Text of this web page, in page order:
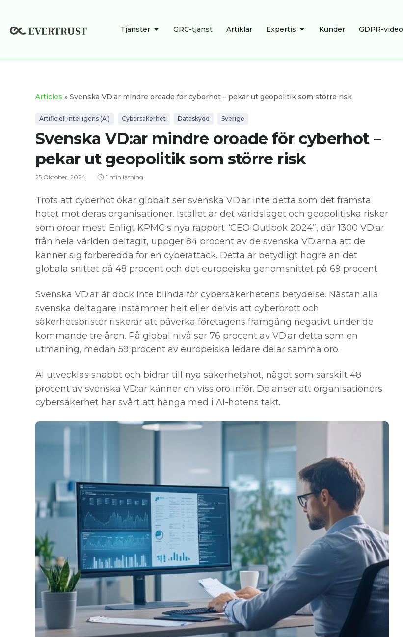
innehåll
Tjänster ÖPPNA TJÄNSTER
GRC-tjänst Artiklar Expertis ÖPPNA EXPERTIS
Kunder GDPR-video
Articles » Svenska VD:ar mindre oroade för cyberhot – pekar ut geopolitik som större risk
Artificiell intelligens (AI) Cybersäkerhet Dataskydd Sverige
Svenska VD:ar mindre oroade för cyberhot –
pekar ut geopolitik som större risk
25 Oktober, 2024 1 min läsning
Trots att cyberhot ökar globalt ser svenska VD:ar inte detta som det främsta
hotet mot deras organisationer. Istället är det världsläget och geopolitiska risker
som oroar mest. Enligt KPMG:s nya rapport “CEO Outlook 2024”, där 1300 VD:ar
från hela världen deltagit, uppger 84 procent av de svenska VD:arna att de
känner sig förberedda för en cyberattack. Detta är betydligt högre än det
globala snittet på 48 procent och det europeiska genomsnittet på 69 procent.
Svenska VD:ar är dock inte blinda för cybersäkerhetens betydelse. Nästan alla
svenska deltagare instämmer helt eller delvis att cyberbrott och
säkerhetsbrister riskerar att påverka företagens framgång negativt under de
kommande tre åren. På global nivå ser 76 procent av VD:ar detta som en
utmaning, medan 59 procent av europeiska ledare delar samma oro.
AI utvecklas snabbt och bidrar till nya säkerhetshot, något som särskilt 48
procent av svenska VD:ar känner en viss oro inför. De anser att organisationers
cybersäkerhet har svårt att hänga med i AI-hotens takt.